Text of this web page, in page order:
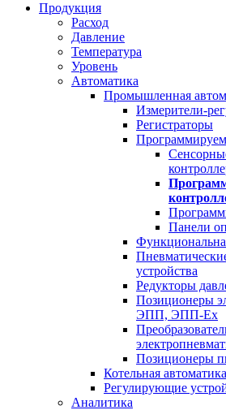
Продукция
Расход
Давление
Температура
Уровень
Автоматика
Промышленная
Измерители-
Регистраторы
Панели
устройства
Редукторы
Позиционеры
ЭПП, ЭПП-Ех
Позиционеры
Котельная автоматика
Регулирующие
Аналитика